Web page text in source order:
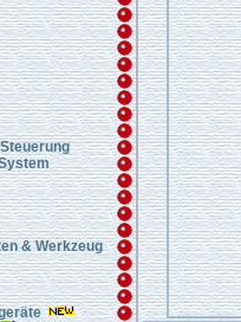
& Werkzeug